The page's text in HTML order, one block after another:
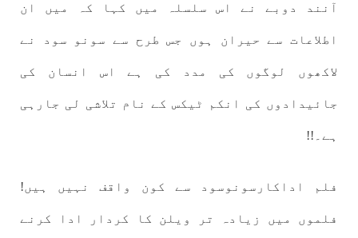
آنند دوبے نے اس سلسلہ میں کہا کہ میں ان
اطلاعات سے حیران ہوں جس طرح سے سونو سود نے
لاکھوں لوگوں کی مدد کی ہے اس انسان کی
جائیدادوں کی انکم ٹیکس کے نام تلاشی لی جارہی
ہے۔!!
فلم اداکارسونوسود سے کون واقف نہیں ہیں!
فلموں میں زیادہ تر ویلن کا کردار ادا کرنے